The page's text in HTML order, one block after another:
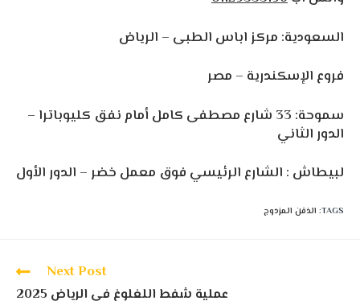
السعودية: مركز اباس الطبى – الرياض
فروع الإسكندرية – مصر
سموحة: 33 شارع مصطفى كامل أمام نفق كليوباترا –
الدور الثاني
لبيطاش : الشارع الرئيسي فوق معمل خضر – الدور الأول
TAGS
: الذقن المزدوج
Next Post
عملية شفط اللغلوغ في الرياض 2025